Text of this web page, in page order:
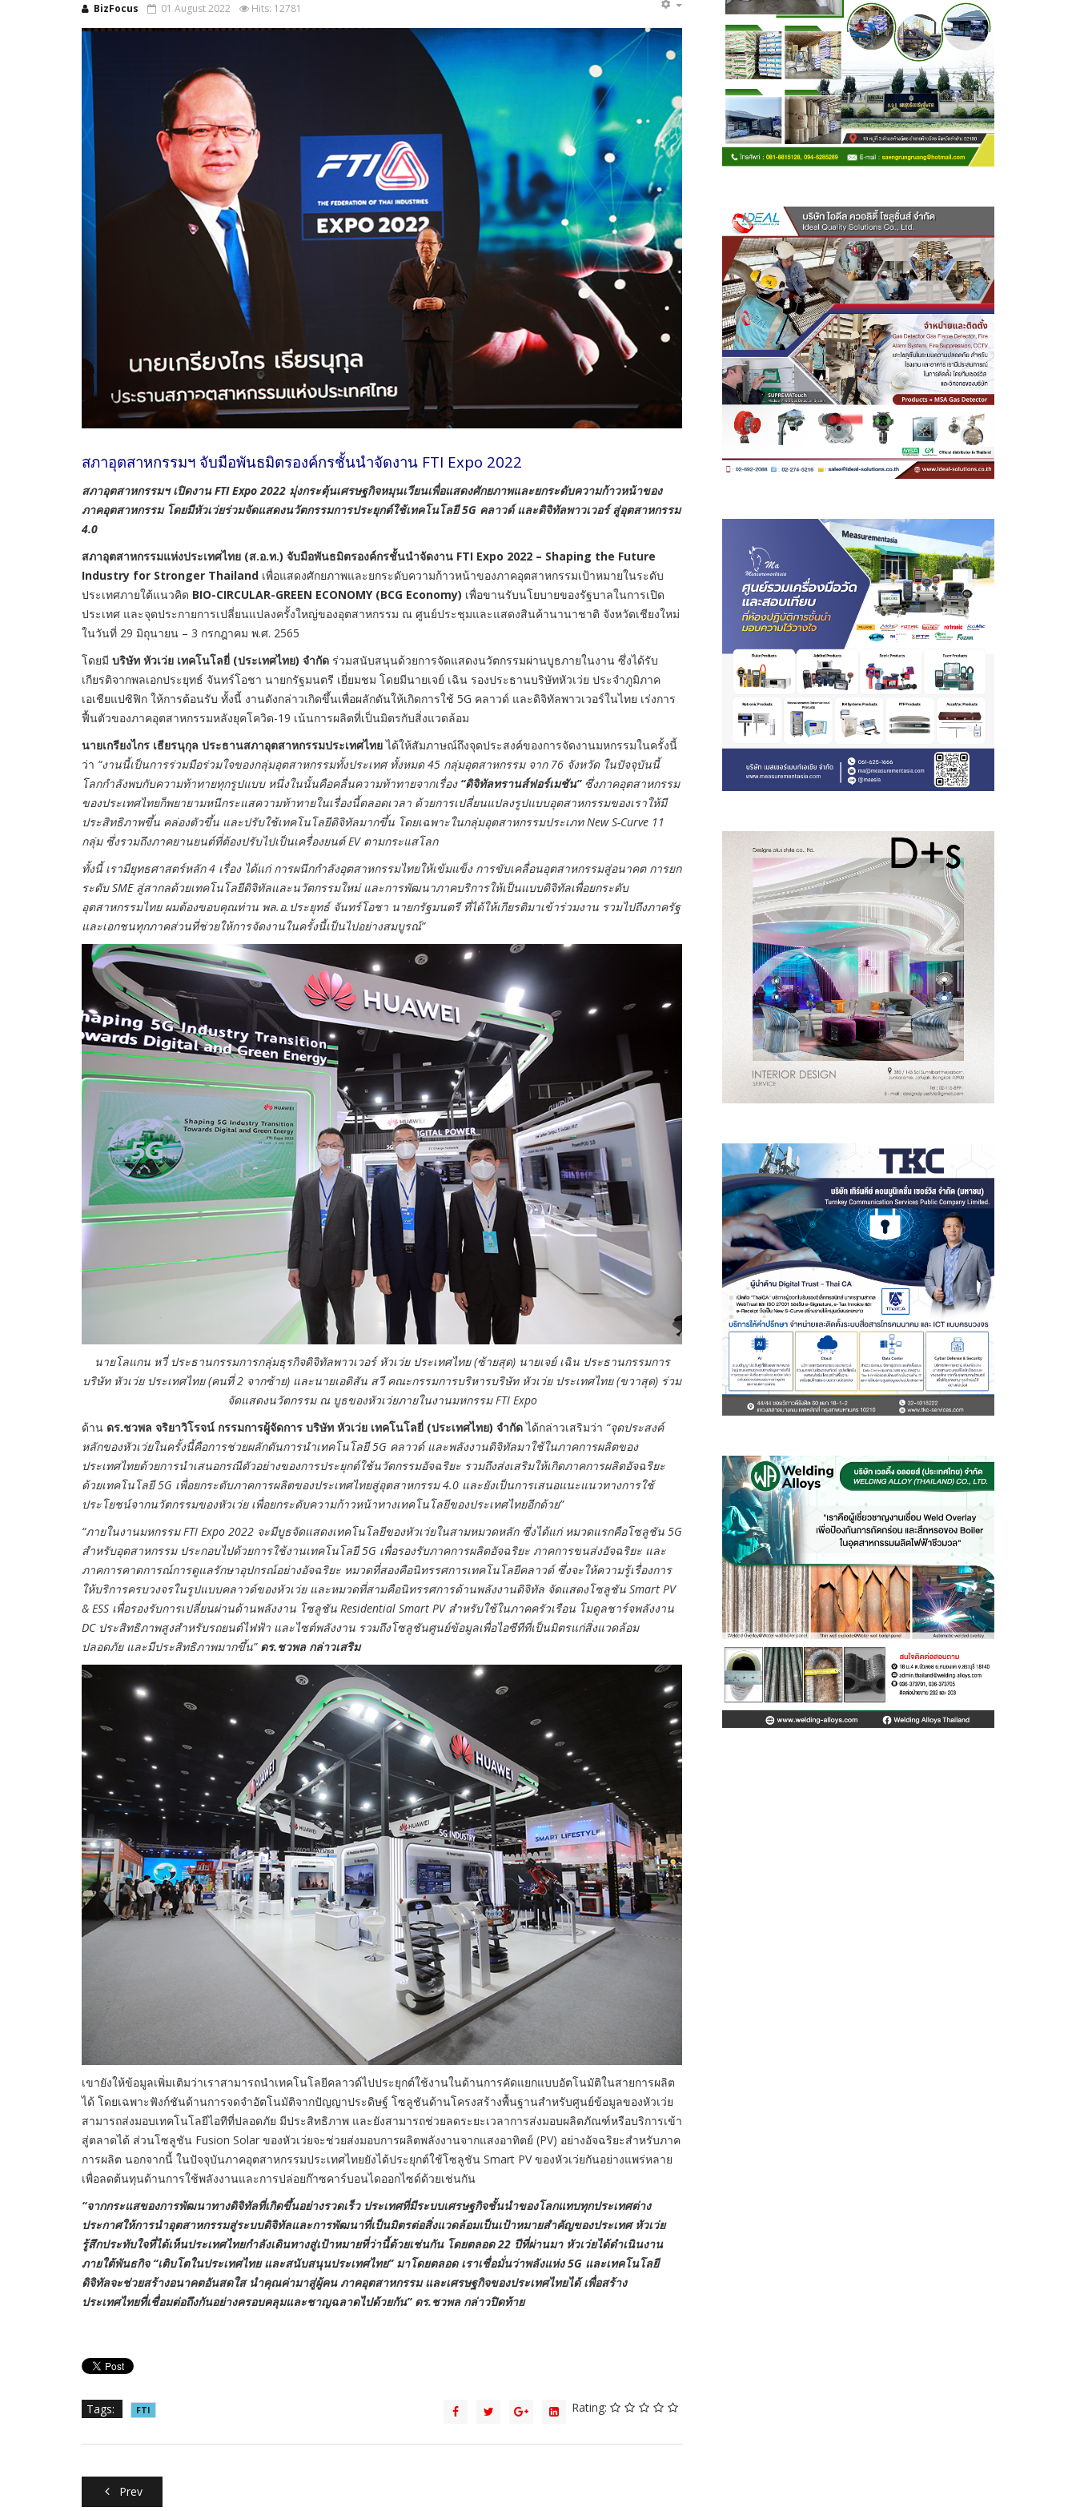
BizFocus 01 August 2022 Hits: 12781
สภาอุตสาหกรรมฯ จับมือพันธมิตรองค์กรชั้นนำจัดงาน FTI Expo 2022
สภาอุตสาหกรรมฯ เปิดงานFTI Expo 2022 มุ่งกระตุ้นเศรษฐกิจหมุนเวียนเพื่อแสดงศักยภาพและยกระดับความก้าวหน้าของ
ภาคอุตสาหกรรม โดยมีหัวเว่ยร่วมจัดแสดงนวัตกรรมการประยุกต์ใช้เทคโนโลยี 5G คลาวด์ และดิจิทัลพาวเวอร์ สู่อุตสาหกรรม
4.0
สภาอุตสาหกรรมแห่งประเทศไทย (ส.อ.ท.) จับมือพันธมิตรองค์กรชั้นนำจัดงาน FTI Expo 2022 – Shaping the Future
Industry for Stronger Thailand เพื่อแสดงศักยภาพและยกระดับความก้าวหน้าของภาคอุตสาหกรรมเป้าหมายในระดับ
ประเทศภายใต้แนวคิด BIO-CIRCULAR-GREEN ECONOMY (BCG Economy) เพื่อขานรับนโยบายของรัฐบาลในการเปิด
ประเทศ และจุดประกายการเปลี่ยนแปลงครั้งใหญ่ของอุตสาหกรรม ณ ศูนย์ประชุมและแสดงสินค้านานาชาติ จังหวัดเชียงใหม่
ในวันที่ 29 มิถุนายน – 3 กรกฎาคม พ.ศ. 2565
โดยมี บริษัท หัวเว่ย เทคโนโลยี่ (ประเทศไทย) จํากัด ร่วมสนับสนุนด้วยการจัดแสดงนวัตกรรมผ่านบูธภายในงาน ซึ่งได้รับ
เกียรติจากพลเอกประยุทธ์ จันทร์โอชา นายกรัฐมนตรี เยี่ยมชม โดยมีนายเจย์ เฉิน รองประธานบริษัทหัวเว่ย ประจำภูมิภาค
เอเชียแปซิฟิก ให้การต้อนรับ ทั้งนี้ งานดังกล่าวเกิดขึ้นเพื่อผลักดันให้เกิดการใช้ 5G คลาวด์ และดิจิทัลพาวเวอร์ในไทย เร่งการ
ฟื้นตัวของภาคอุตสาหกรรมหลังยุคโควิด-19 เน้นการผลิตที่เป็นมิตรกับสิ่งแวดล้อม
นายเกรียงไกร เธียรนุกุล ประธานสภาอุตสาหกรรมประเทศไทยได้ให้สัมภาษณ์ถึงจุดประสงค์ของการจัดงานมหกรรมในครั้งนี้
ว่า “งานนี้เป็นการร่วมมือร่วมใจของกลุ่มอุตสาหกรรมทั้งประเทศ ทั้งหมด 45 กลุ่มอุตสาหกรรม จาก 76 จังหวัด ในปัจจุบันนี้
โลกกำลังพบกับความท้าทายทุกรูปแบบ หนึ่งในนั้นคือคลื่นความท้าทายจากเรื่อง“ดิจิทัลทรานส์ฟอร์เมชัน”ซึ่งภาคอุตสาหกรรม
ของประเทศไทยก็พยายามหนีกระแสความท้าทายในเรื่องนี้ตลอดเวลา ด้วยการเปลี่ยนแปลงรูปแบบอุตสาหกรรมของเราให้มี
ประสิทธิภาพขึ้น คล่องตัวขึ้น และปรับใช้เทคโนโลยีดิจิทัลมากขึ้น โดยเฉพาะในกลุ่มอุตสาหกรรมประเภท New S-Curve 11
กลุ่ม ซึ่งรวมถึงภาคยานยนต์ที่ต้องปรับไปเป็นเครื่องยนต์ EV ตามกระแสโลก
ทั้งนี้ เรามียุทธศาสตร์หลัก 4 เรื่อง ได้แก่ การผนึกกำลังอุตสาหกรรมไทยให้เข้มแข็ง การขับเคลื่อนอุตสาหกรรมสู่อนาคต การยก
ระดับ SME สู่สากลด้วยเทคโนโลยีดิจิทัลและนวัตกรรมใหม่ และการพัฒนาภาคบริการให้เป็นแบบดิจิทัลเพื่อยกระดับ
อุตสาหกรรมไทย ผมต้องขอบคุณท่าน พล.อ.ประยุทธ์ จันทร์โอชา นายกรัฐมนตรี ที่ได้ให้เกียรติมาเข้าร่วมงาน รวมไปถึงภาครัฐ
และเอกชนทุกภาคส่วนที่ช่วยให้การจัดงานในครั้งนี้เป็นไปอย่างสมบูรณ์”
นายโลแกน หวี่ ประธานกรรมการกลุ่มธุรกิจดิจิทัลพาวเวอร์ หัวเว่ย ประเทศไทย (ซ้ายสุด) นายเจย์ เฉิน ประธานกรรมการ
บริษัท หัวเว่ย ประเทศไทย (คนที่ 2 จากซ้าย) และนายเอดิสัน สวี คณะกรรมการบริหารบริษัท หัวเว่ย ประเทศไทย (ขวาสุด) ร่วม
จัดแสดงนวัตกรรม ณ บูธของหัวเว่ยภายในงานมหกรรม FTI Expo
ด้าน ดร.ชวพล จริยาวิโรจน์ กรรมการผู้จัดการ บริษัท หัวเว่ย เทคโนโลยี่ (ประเทศไทย) จำกัดได้กล่าวเสริมว่า “จุดประสงค์
หลักของหัวเว่ยในครั้งนี้คือการช่วยผลักดันการนำเทคโนโลยี 5G คลาวด์ และพลังงานดิจิทัลมาใช้ในภาคการผลิตของ
ประเทศไทยด้วยการนำเสนอกรณีตัวอย่างของการประยุกต์ใช้นวัตกรรมอัจฉริยะ รวมถึงส่งเสริมให้เกิดภาคการผลิตอัจฉริยะ
ด้วยเทคโนโลยี 5G เพื่อยกระดับภาคการผลิตของประเทศไทยสู่อุตสาหกรรม 4.0 และยังเป็นการเสนอแนะแนวทางการใช้
ประโยชน์จากนวัตกรรมของหัวเว่ย เพื่อยกระดับความก้าวหน้าทางเทคโนโลยีของประเทศไทยอีกด้วย”
“ภายในงานมหกรรม FTI Expo 2022 จะมีบูธจัดแสดงเทคโนโลยีของหัวเว่ยในสามหมวดหลัก ซึ่งได้แก่ หมวดแรกคือโซลูชัน 5G
สำหรับอุตสาหกรรม ประกอบไปด้วยการใช้งานเทคโนโลยี 5G เพื่อรองรับภาคการผลิตอัจฉริยะ ภาคการขนส่งอัจฉริยะ และ
ภาคการคาดการณ์การดูแลรักษาอุปกรณ์อย่างอัจฉริยะ หมวดที่สองคือนิทรรศการเทคโนโลยีคลาวด์ ซึ่งจะให้ความรู้เรื่องการ
ให้บริการครบวงจรในรูปแบบคลาวด์ของหัวเว่ย และหมวดที่สามคือนิทรรศการด้านพลังงานดิจิทัล จัดแสดงโซลูชัน Smart PV
& ESS เพื่อรองรับการเปลี่ยนผ่านด้านพลังงาน โซลูชัน Residential Smart PV สำหรับใช้ในภาคครัวเรือน โมดูลชาร์จพลังงาน
DC ประสิทธิภาพสูงสำหรับรถยนต์ไฟฟ้า และไซต์พลังงาน รวมถึงโซลูชันศูนย์ข้อมูลเพื่อไอซีทีที่เป็นมิตรแก่สิ่งแวดล้อม
ปลอดภัย และมีประสิทธิภาพมากขึ้น” ดร.ชวพล กล่าวเสริม
เขายังให้ข้อมูลเพิ่มเติมว่าเราสามารถนำเทคโนโลยีคลาวด์ไปประยุกต์ใช้งานในด้านการคัดแยกแบบอัตโนมัติในสายการผลิต
ได้ โดยเฉพาะฟังก์ชันด้านการจดจำอัตโนมัติจากปัญญาประดิษฐ์ โซลูชันด้านโครงสร้างพื้นฐานสำหรับศูนย์ข้อมูลของหัวเว่ย
สามารถส่งมอบเทคโนโลยีไอทีที่ปลอดภัย มีประสิทธิภาพ และยังสามารถช่วยลดระยะเวลาการส่งมอบผลิตภัณฑ์หรือบริการเข้า
สู่ตลาดได้ ส่วนโซลูชัน Fusion Solar ของหัวเว่ยจะช่วยส่งมอบการผลิตพลังงานจากแสงอาทิตย์ (PV) อย่างอัจฉริยะสำหรับภาค
การผลิต นอกจากนี้ ในปัจจุบันภาคอุตสาหกรรมประเทศไทยยังได้ประยุกต์ใช้โซลูชัน Smart PV ของหัวเว่ยกันอย่างแพร่หลาย
เพื่อลดต้นทุนด้านการใช้พลังงานและการปล่อยก๊าซคาร์บอนไดออกไซด์ด้วยเช่นกัน
“จากกระแสของการพัฒนาทางดิจิทัลที่เกิดขึ้นอย่างรวดเร็ว ประเทศที่มีระบบเศรษฐกิจชั้นนำของโลกแทบทุกประเทศต่าง
ประกาศให้การนำอุตสาหกรรมสู่ระบบดิจิทัลและการพัฒนาที่เป็นมิตรต่อสิ่งแวดล้อมเป็นเป้าหมายสำคัญของประเทศ หัวเว่ย
รู้สึกประทับใจที่ได้เห็นประเทศไทยกำลังเดินทางสู่เป้าหมายที่ว่านี้ด้วยเช่นกัน โดยตลอด 22 ปีที่ผ่านมา หัวเว่ยได้ดำเนินงาน
ภายใต้พันธกิจ “เติบโตในประเทศไทย และสนับสนุนประเทศไทย” มาโดยตลอด เราเชื่อมั่นว่าพลังแห่ง 5G และเทคโนโลยี
ดิจิทัลจะช่วยสร้างอนาคตอันสดใส นำคุณค่ามาสู่ผู้คน ภาคอุตสาหกรรม และเศรษฐกิจของประเทศไทยได้ เพื่อสร้าง
ประเทศไทยที่เชื่อมต่อถึงกันอย่างครอบคลุมและชาญฉลาดไปด้วยกัน” ดร.ชวพล กล่าวปิดท้าย
Tags: FTI Rating:
Prev